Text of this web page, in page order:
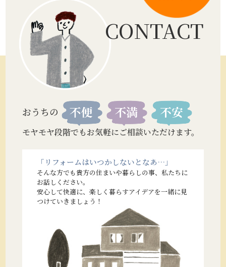
CONTACT
おうちの
モヤモヤ段階でもお気軽にご相談いただけます。
「リフォームはいつかしないとなあ…」
そんな方でも貴方の住まいや暮らしの事、私たちに
お話しください。
安心して快適に、楽しく暮らすアイデアを一緒に見
つけていきましょう！